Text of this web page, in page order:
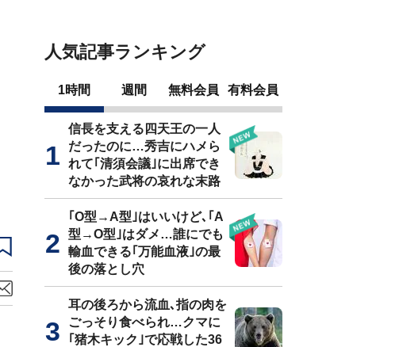
人気記事ランキング
1時間 週間 無料会員 有料会員
信長を支える四天王の一人
だったのに…秀吉にハメら
れて｢清須会議｣に出席でき
なかった武将の哀れな末路
｢O型→A型｣はいいけど､｢A
型→O型｣はダメ…誰にでも
輸血できる｢万能血液｣の最
後の落とし穴
耳の後ろから流血､指の肉を
ごっそり食べられ…クマに
｢猪木キック｣で応戦した36